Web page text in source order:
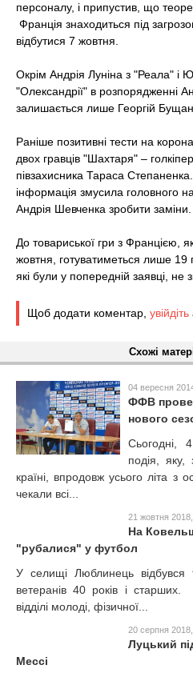
персоналу, і припустив, що
Франція знаходиться під
відбутися 7 жовтня.
Окрім Андрія Луніна з "Реала" і
"Олександрії" в розпорядженні
залишається лише Георгій
Раніше позитивні тести на
двох гравців "Шахтаря" –
півзахисника Тараса
інформація змусила головного
Андрія Шевченка зробити заміни.
До товариської гри з Францією,
жовтня, готуватиметься лише 19
які були у попередній заявці, не
Щоб додати коментар, увійдіть
Схожі
04 вересня
ФФВ
нового
Сьогодні,
подія,
країні, впродовж усього літа з
чекали всі...
21 жовтня
На
"рубалися" у футбол
У селищі Люблинець відбувся
ветеранів 40 років і
відділі молоді, фізичної...
20 серпня
Луцький
Мессі